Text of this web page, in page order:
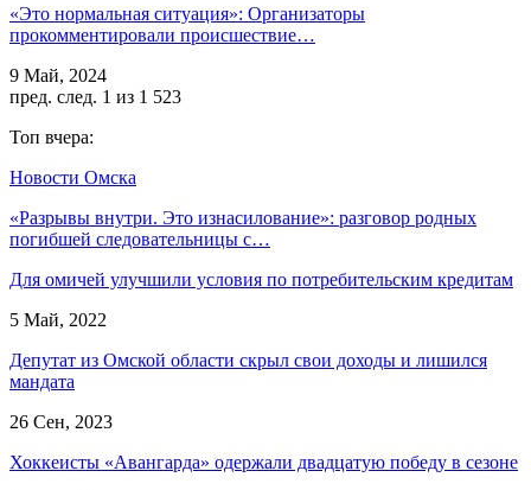
«Это нормальная ситуация»: Организаторы
прокомментировали происшествие…
9 Май, 2024
пред. след. 1 из 1 523
Топ вчера:
Новости Омска
«Разрывы внутри. Это изнасилование»: разговор родных
погибшей следовательницы с…
Для омичей улучшили условия по потребительским кредитам
5 Май, 2022
Депутат из Омской области скрыл свои доходы и лишился
мандата
26 Сен, 2023
Хоккеисты «Авангарда» одержали двадцатую победу в сезоне